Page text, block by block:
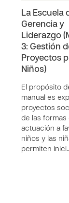
La Escuela
Gerencia y
Liderazgo
3: Gestión
Proyectos
Niños)
El propósito
manual es
proyectos
de las formas
actuación a
niños y las
permiten